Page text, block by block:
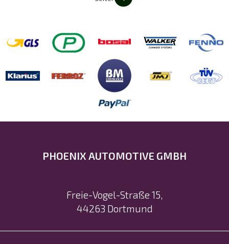
PHOENIX AUTOMOTIVE GMBH
Freie-Vogel-Straße 15,
44263 Dortmund